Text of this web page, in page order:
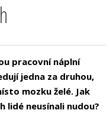
pracovní náplní
jedna za druhou,
mozku želé. Jak
lidé neusínali nudou?